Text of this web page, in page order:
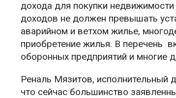
дохода для покупки
доходов не должен превышать
аварийном и ветхом жилье,
приобретение жилья. В перечень
оборонных предприятий и многие
Реналь Мязитов, исполнительный
что сейчас большинство